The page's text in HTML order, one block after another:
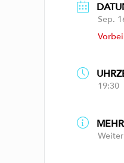
Sep.
19:30